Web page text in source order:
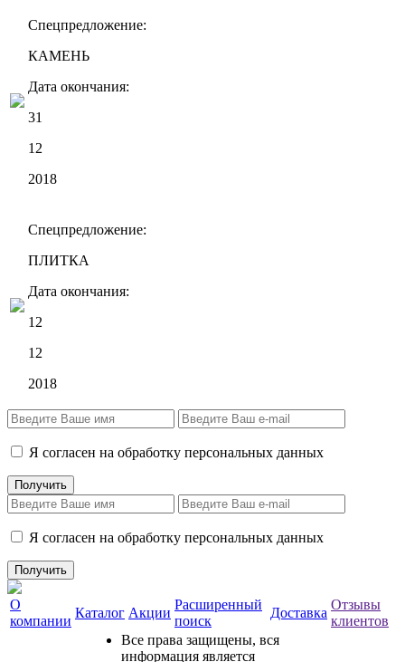
Спецпредложение:
КАМЕНЬ
Дата окончания:
31
12
2018
Спецпредложение:
ПЛИТКА
Дата окончания:
12
12
2018
Я согласен на обработку персональных данных
Я согласен на обработку персональных данных
О
компании
Каталог Акции
Расширенный
поиск
Доставка
Отзывы
клиентов
Все права защищены, вся
информация является